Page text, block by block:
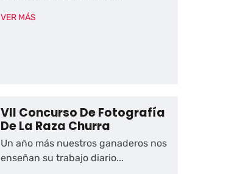
VER MÁS
VII Concurso De Fotografía
De La Raza Churra
Un año más nuestros ganaderos nos
enseñan su trabajo diario...